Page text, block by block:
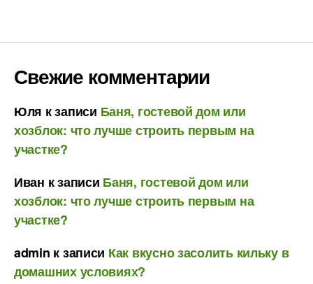
Свежие комментарии
Юля к записи Баня, гостевой дом или
хозблок: что лучше строить первым на
участке?
Иван к записи Баня, гостевой дом или
хозблок: что лучше строить первым на
участке?
admin к записи Как вкусно засолить кильку в
домашних условиях?